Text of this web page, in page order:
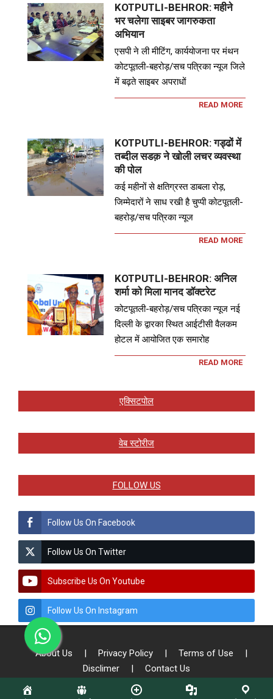
KOTPUTLI-BEHROR: महीने
भर चलेगा साइबर जागरुकता
अभियान
एसपी ने ली मीटिंग, कार्ययोजना पर मंथन
कोटपूतली-बहरोड़/सच पत्रिका न्यूज जिले
में बढ़ते साइबर अपराधों
READ MORE
KOTPUTLI-BEHROR: गड्ढों में
तब्दील सडक़ ने खोली लचर व्यवस्था
की पोल
कई महीनों से क्षतिग्रस्त डाबला रोड़,
जिम्मेदारों ने साध रखी है चुप्पी कोटपूतली-
बहरोड़/सच पत्रिका न्यूज
READ MORE
KOTPUTLI-BEHROR: अनिल
शर्मा को मिला मानद डॉक्टरेट
कोटपूतली-बहरोड़/सच पत्रिका न्यूज नई
दिल्ली के द्वारका स्थित आईटीसी वैलकम
होटल में आयोजित एक समारोह
READ MORE
एक्सिटपोल
वेब स्टोरीज
FOLLOW US
Follow Us On Facebook
Follow Us On Twitter
Subscribe Us On Youtube
Follow Us On Instagram
About Us | Privacy Policy | Terms of Use
|
Disclimer
| Contact Us